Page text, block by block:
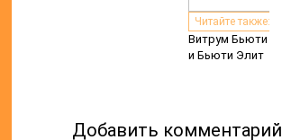
Читайте также:
Витрум Бьюти
и Бьюти Элит
Добавить комментарий